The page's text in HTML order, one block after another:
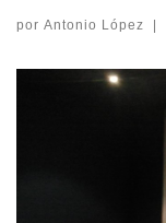
por Antonio López |